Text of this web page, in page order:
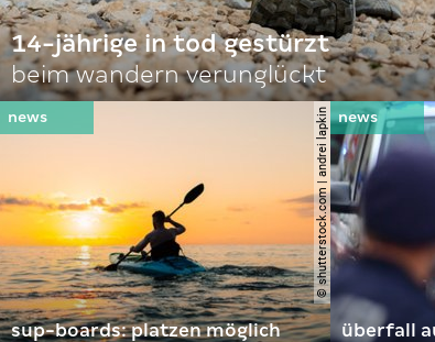
14-jährige in tod gestürzt
beim wandern verunglückt
© shutterstock.com | andrei lapkin
sup-boards: platzen möglich
überfall